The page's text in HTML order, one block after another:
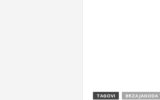
TAGOVI BRZA JAGODA